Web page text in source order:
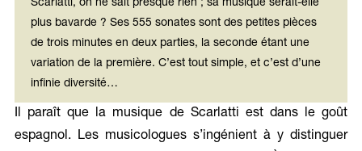
Scarlatti, on ne sait presque rien ; sa musique serait-elle
plus bavarde ? Ses 555 sonates sont des petites pièces
de trois minutes en deux parties, la seconde étant une
variation de la première. C’est tout simple, et c’est d’une
infinie diversité…
Il paraît que la musique de Scarlatti est dans le goût
espagnol. Les musicologues s’ingénient à y distinguer